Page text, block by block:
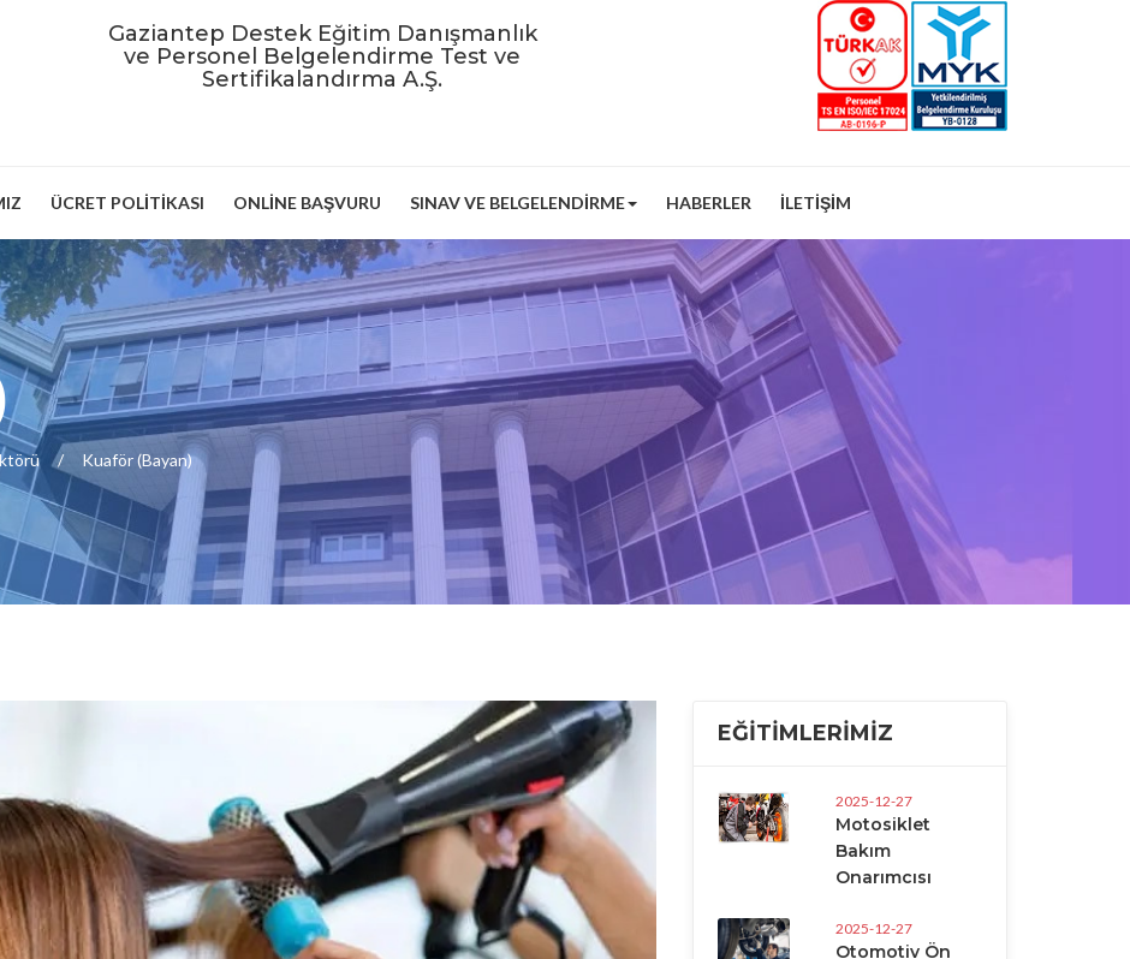
Gaziantep Destek Eğitim Danışmanlık
ve Personel Belgelendirme Test ve
Sertifikalandırma A.Ş.
ÜCRET POLITIKASI ONLINE BAŞVURU SINAV VE BELGELENDIRME HABERLER İLETIŞIM
Kuaför (Bayan)
EĞITIMLERIMIZ
2025-12-27
Motosiklet
Bakım
Onarımcısı
2025-12-27
Otomotiv Ön